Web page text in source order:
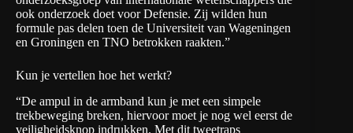
ook onderzoek doet voor Defensie. Zij wilden hun
formule pas delen toen de Universiteit van Wageningen
en Groningen en TNO betrokken raakten.”
Kun je vertellen hoe het werkt?
“De ampul in de armband kun je met een simpele
trekbeweging breken, hiervoor moet je nog wel eerst de
veiligheidsknop indrukken. Met dit tweetraps